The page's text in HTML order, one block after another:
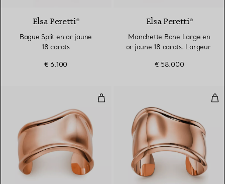
Elsa Peretti®
Bague Split en or jaune
18 carats
€ 6.100
Elsa Peretti®
Manchette Bone Large en
or jaune 18 carats. Largeur
€ 58.000
Manchette Bone Small en or